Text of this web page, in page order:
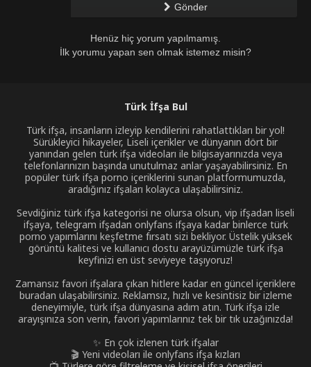
Gönder
Henüz hiç yorum yapılmamış.
İlk yorumu yapan sen olmak istemez misin?
Türk İfşa Bul
Türk ifşa, insanların izleyip kendilerini rahatlattıkları bir yol!
Sürükleyici hikayeler, Liseli içerikler ve dünyanın dört bir
yanından gelen türk ifşa videoları ile bilgisayarınızda veya
telefonlarınızın başında unutulmaz anlar yaşayabilirsiniz. En
popüler türk ifşa porno içeriklerini sunan platformumuzda,
aradığınız ifşaları kolayca ulaşabilirsiniz.
Sevdiğiniz türk ifşa kategorisi ne olursa olsun, vip ifşadan liseli
ifşaya, telegram ifşadan onlyfans ifşaya kadar binlerce türk
porno yapımlarını keşfetme fırsatı sizi bekliyor. Üstelik yüksek
görüntü kalitesi ve kullanıcı dostu arayüzümüzle türk ifşa
keyfinizi en üst seviyeye taşıyoruz!
Zamansız favori ifşalara çıkan hitlere kadar en güncel içeriklere
buradan ulaşabilirsiniz. Reklamsız, hızlı ve kesintisiz bir izleme
deneyimiyle, türk ifşa dünyasına adım atın. Türk ifşa izle
arayışınıza son verin, favori yapımlarınız tek bir tık uzağınızda!
✨ En çok izlenen türk ifşalar
🎬 Yeni videoları ile onlyfans ifşa kızları